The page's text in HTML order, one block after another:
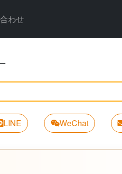
わせ
LINE WeChat